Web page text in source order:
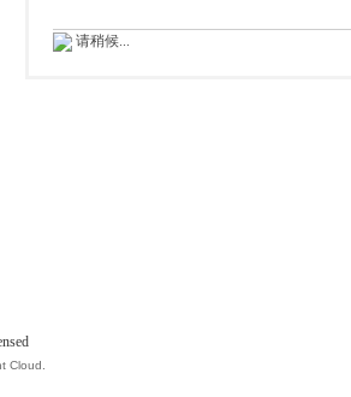
请稍候...
Cloud.